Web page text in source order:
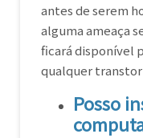
antes de serem
alguma ameaça
ficará disponível
qualquer
Posso